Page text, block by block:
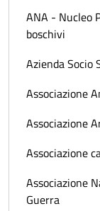
ANA - Nucleo
boschivi
Azienda
Associazione
Associazione
Associazione
Associazione
Guerra